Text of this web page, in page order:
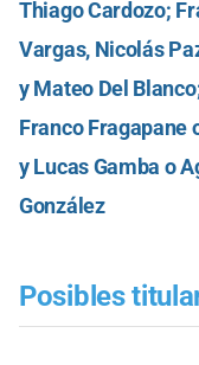
Thiago Cardozo;
Vargas, Nicolás
y Mateo Del
Franco Fragapane
y Lucas Gamba o
González
Posibles